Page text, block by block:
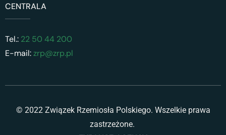
CENTRALA
Tel.: 22 50 44 200
E-mail:zrp@zrp.pl
© 2022 Związek Rzemiosła Polskiego. Wszelkie prawa
zastrzeżone.